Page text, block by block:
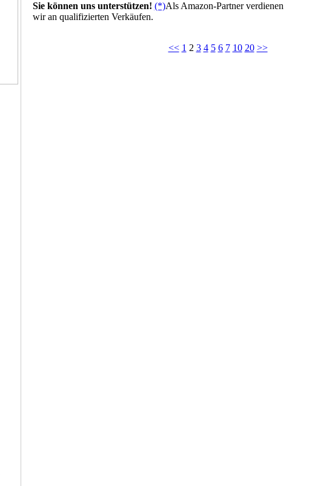
Sie können uns unterstützen! (*)Als Amazon-Partner verdienen
wir an qualifizierten Verkäufen.
<< 1 2 3 4 5 6 7 10 20 >>